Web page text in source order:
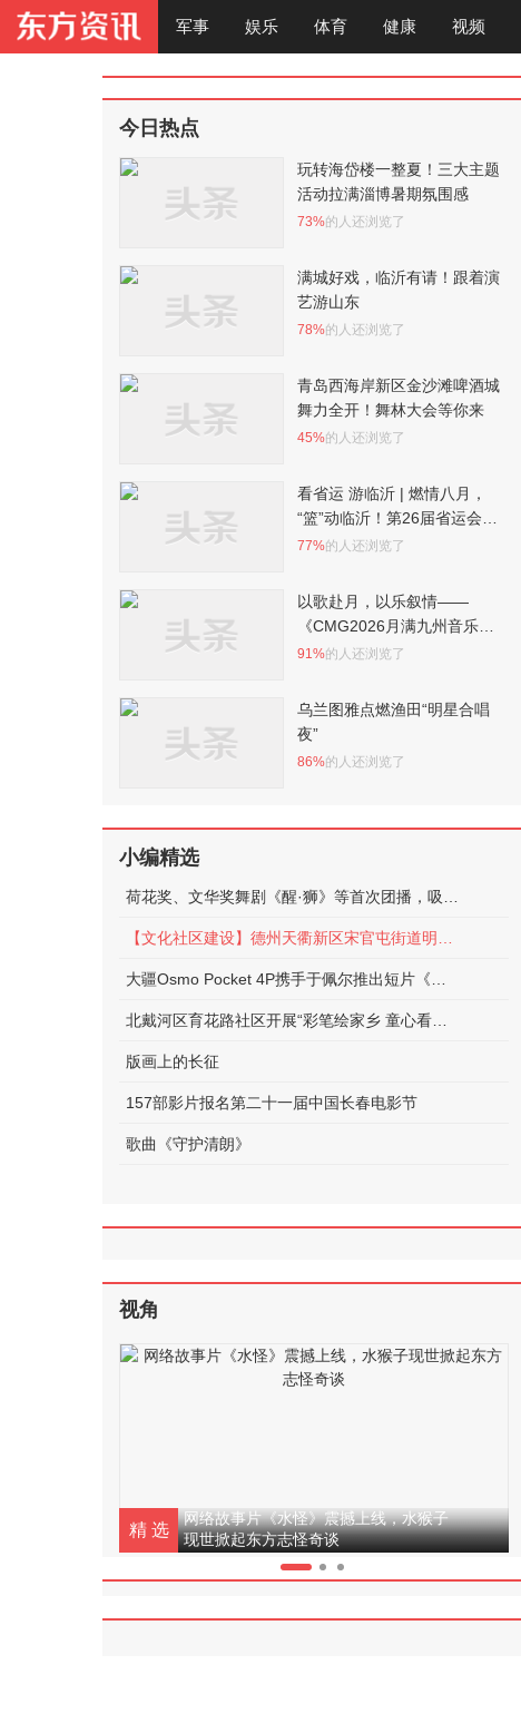
军事 娱乐 体育 健康 视频
今日热点
玩转海岱楼一整夏！三大主题
活动拉满淄博暑期氛围感
73%的人还浏览了
满城好戏，临沂有请！跟着演
艺游山东
78%的人还浏览了
青岛西海岸新区金沙滩啤酒城
舞力全开！舞林大会等你来
45%的人还浏览了
看省运 游临沂 | 燃情八月，
“篮”动临沂！第26届省运会篮
球赛事观赛指南
77%的人还浏览了
以歌赴月，以乐叙情——
《CMG2026月满九州音乐
会》8月7日播出
91%的人还浏览了
乌兰图雅点燃渔田“明星合唱
夜”
86%的人还浏览了
小编精选
版画上的长征
157部影片报名第二十一届中国长春电影节
歌曲《守护清朗》
视角
精 选
网络故事片《水怪》震撼上线，水猴子
现世掀起东方志怪奇谈